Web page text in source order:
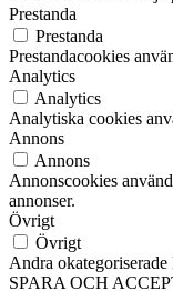
Prestanda
Prestanda
Prestandacookies
Analytics
Analytics
Analytiska cookies
Annons
Annons
Annonscookies
annonser.
Övrigt
Övrigt
Andra
SPARA OCH